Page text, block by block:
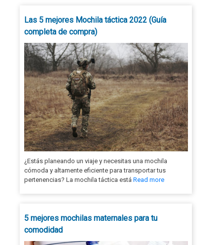
Las 5 mejores Mochila táctica 2022 (Guía
completa de compra)
¿Estás planeando un viaje y necesitas una mochila
cómoda y altamente eficiente para transportar tus
pertenencias? La mochila táctica está Read more
5 mejores mochilas maternales para tu
comodidad